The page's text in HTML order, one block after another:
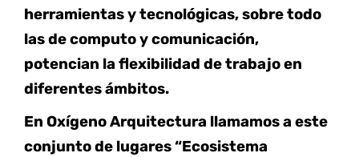
herramientas y tecnológicas, sobre todo
las de computo y comunicación,
potencian la flexibilidad de trabajo en
diferentes ámbitos.
En Oxígeno Arquitectura llamamos a este
conjunto de lugares “Ecosistema